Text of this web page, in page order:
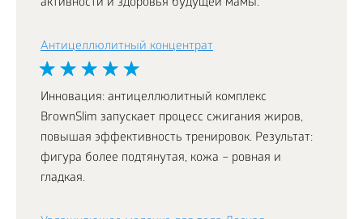
активности и здоровья будущей мамы.
Антицеллюлитный концентрат
Инновация: антицеллюлитный комплекс
BrownSlim запускает процесс сжигания жиров,
повышая эффективность тренировок. Результат:
фигура более подтянутая, кожа – ровная и
гладкая.